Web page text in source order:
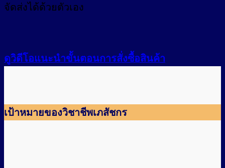
จัดส่งได้ด้วยตัวเอง
ดูวิดีโอแนะนำขั้นตอนการสั่งซื้อสินค้า
เป้าหมายของวิชาชีพเภสัชกร